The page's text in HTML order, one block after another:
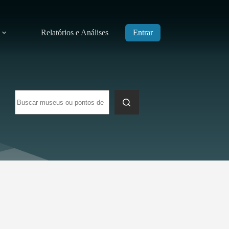
Relatórios e Análises Entrar
resultados